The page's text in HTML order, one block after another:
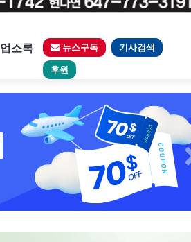
업소록 뉴스구독 기사검색
후원